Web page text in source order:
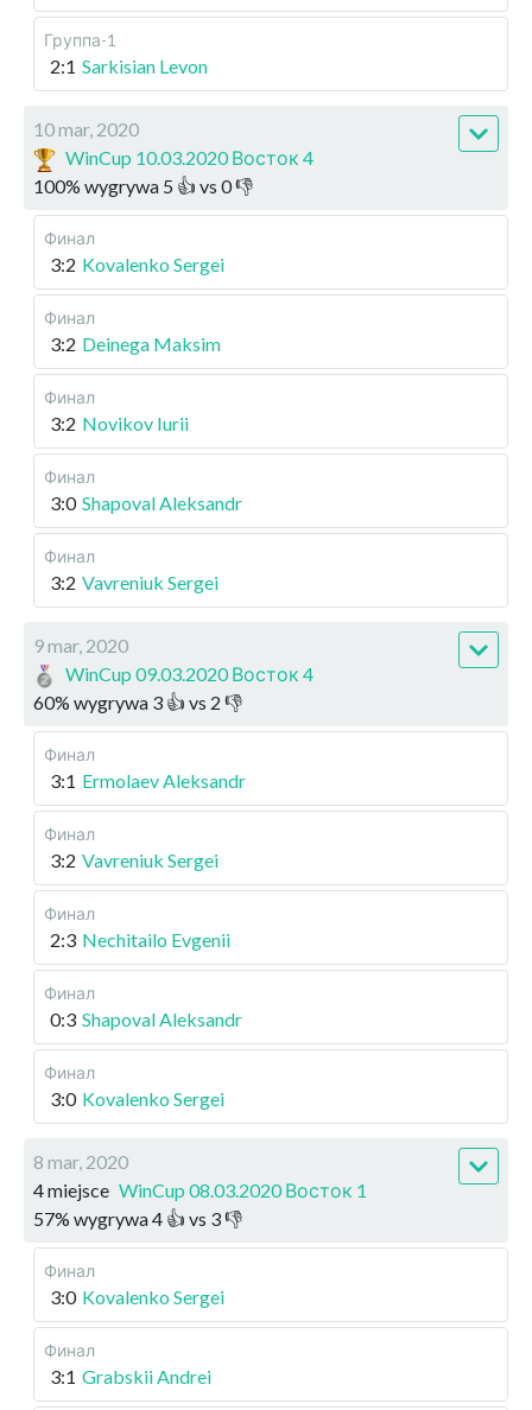
Группа-1
2:1 Sarkisian Levon
10 mar, 2020
WinCup 10.03.2020 Восток 4
100% wygrywa 5 👍 vs 0👎
Финал
3:2 Kovalenko Sergei
Финал
3:2 Deinega Maksim
Финал
3:2 Novikov Iurii
Финал
3:0 Shapoval Aleksandr
Финал
3:2 Vavreniuk Sergei
9 mar, 2020
WinCup 09.03.2020 Восток 4
60% wygrywa 3 👍 vs 2 👎
Финал
3:1 Ermolaev Aleksandr
Финал
3:2 Vavreniuk Sergei
Финал
2:3 Nechitailo Evgenii
Финал
0:3 Shapoval Aleksandr
Финал
3:0 Kovalenko Sergei
8 mar, 2020
4 miejsce WinCup 08.03.2020 Восток 1
57% wygrywa4 👍 vs 3👎
Финал
3:0 Kovalenko Sergei
Финал
3:1 Grabskii Andrei